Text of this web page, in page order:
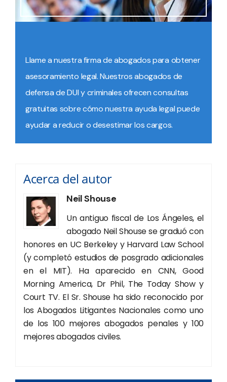
Llame a nuestra firma de abogados para obtener
asesoramiento legal. Nuestros abogados de
defensa de DUI y criminales ofrecen consultas
gratuitas sobre cómo nuestra ayuda legal puede
ayudar a reducir o desestimar los cargos.
Acerca del autor
Neil Shouse
Un antiguo fiscal de Los Ángeles, el
abogado Neil Shouse se graduó con
honores en UC Berkeley y Harvard Law School
(y completó estudios de posgrado adicionales
en el MIT). Ha aparecido en CNN, Good
Morning America, Dr Phil, The Today Show y
Court TV. El Sr. Shouse ha sido reconocido por
los Abogados Litigantes Nacionales como uno
de los 100 mejores abogados penales y 100
mejores abogados civiles.